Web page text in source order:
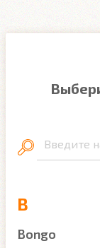
Введите
B
Bongo